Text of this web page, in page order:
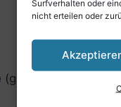
Surfverhalten oder
nicht erteilen oder
Pfeil neben